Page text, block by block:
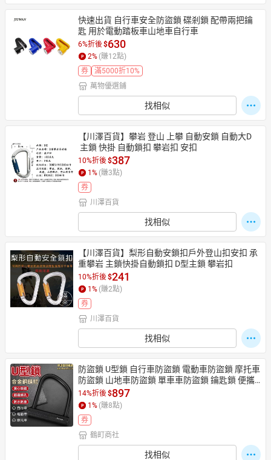
快速出貨 自行車安全防盜鎖 碟剎鎖 配帶兩把鑰
匙 用於電動踏板車山地車自行車
6%折後$630
2% (賺12點)
券
滿5000折10%
萬物優選鋪
找相似
【川澤百貨】攀岩 登山 上攀 自動安鎖 自動大D
主鎖 快掛 自動鎖扣 攀岩扣 安扣
10%折後$387
1 % (賺3點)
券
川澤百貨
找相似
【川澤百貨】梨形自動安鎖扣戶外登山扣安扣 承
重攀岩 主鎖快掛自動鎖扣 D型主鎖 攀岩扣
10%折後$241
1 % (賺2點)
券
川澤百貨
找相似
防盜鎖 U型鎖 自行車防盜鎖 電動車防盜鎖 摩托車
防盜鎖 山地車防盜鎖 單車車防盜鎖 鑰匙鎖 便攜
防盜鎖 防水U型鎖
14%折後$897
1 % (賺8點)
券
鶴町商社
找相似